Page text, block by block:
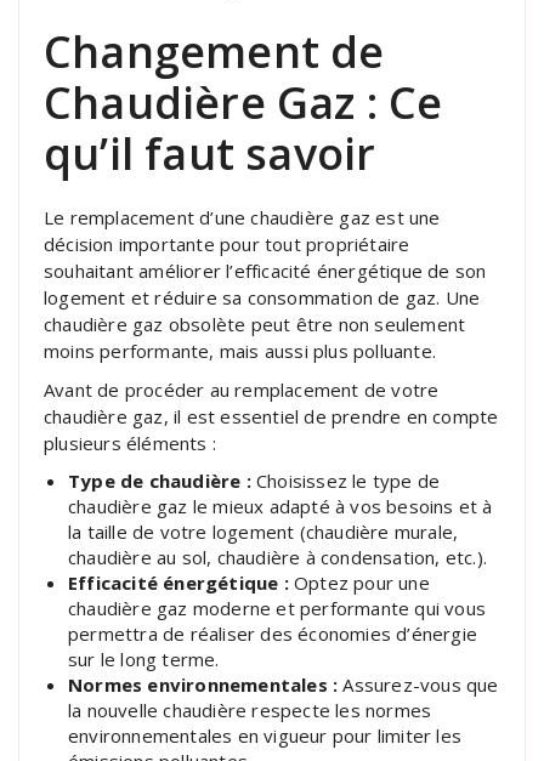
Changement de
Chaudière Gaz : Ce
qu’il faut savoir
Le remplacement d’une chaudière gaz est une
décision importante pour tout propriétaire
souhaitant améliorer l’efficacité énergétique de son
logement et réduire sa consommation de gaz. Une
chaudière gaz obsolète peut être non seulement
moins performante, mais aussi plus polluante.
Avant de procéder au remplacement de votre
chaudière gaz, il est essentiel de prendre en compte
plusieurs éléments :
Type de chaudière :Choisissez le type de
chaudière gaz le mieux adapté à vos besoins et à
la taille de votre logement (chaudière murale,
chaudière au sol, chaudière à condensation, etc.).
Efficacité énergétique :Optez pour une
chaudière gaz moderne et performante qui vous
permettra de réaliser des économies d’énergie
sur le long terme.
Normes environnementales : Assurez-vous que
la nouvelle chaudière respecte les normes
environnementales en vigueur pour limiter les